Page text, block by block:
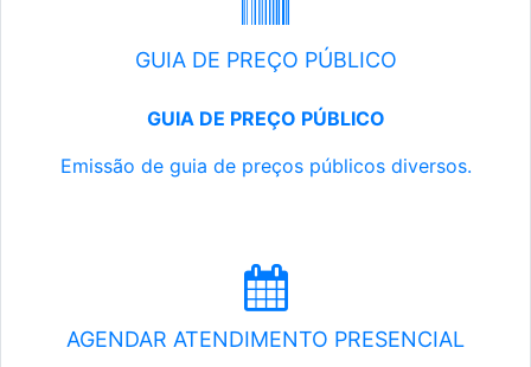
GUIA DE PREÇO PÚBLICO
GUIA DE PREÇO PÚBLICO
Emissão de guia de preços públicos diversos.
AGENDAR ATENDIMENTO PRESENCIAL